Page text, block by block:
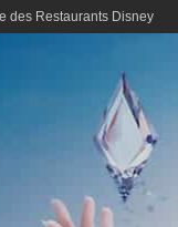
des Restaurants Disney